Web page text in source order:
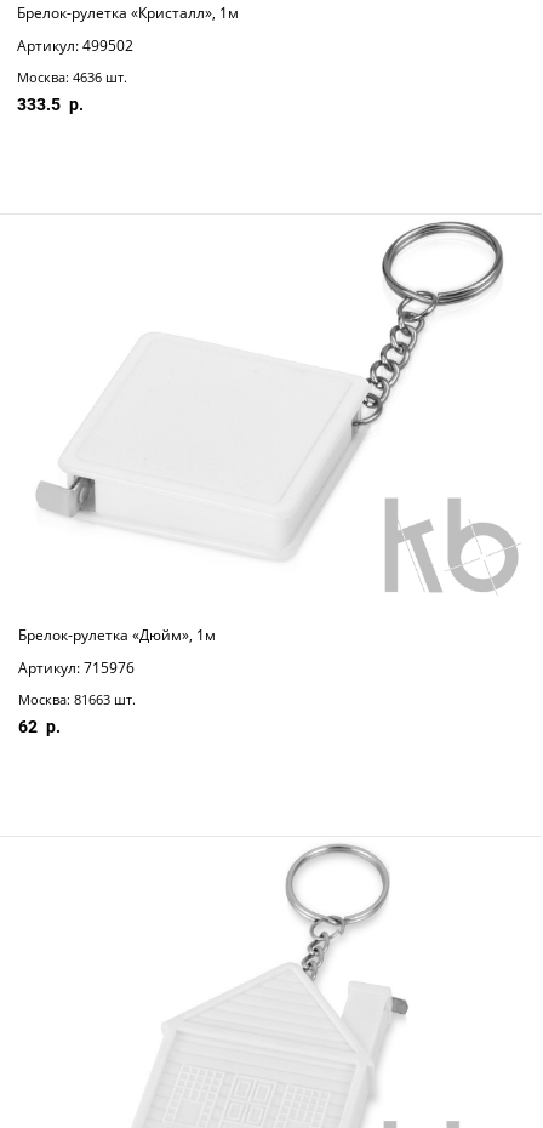
Брелок-рулетка «Кристалл», 1м
Артикул: 499502
Москва: 4636 шт.
333.5
Брелок-рулетка «Дюйм», 1м
Артикул: 715976
Москва: 81663 шт.
62